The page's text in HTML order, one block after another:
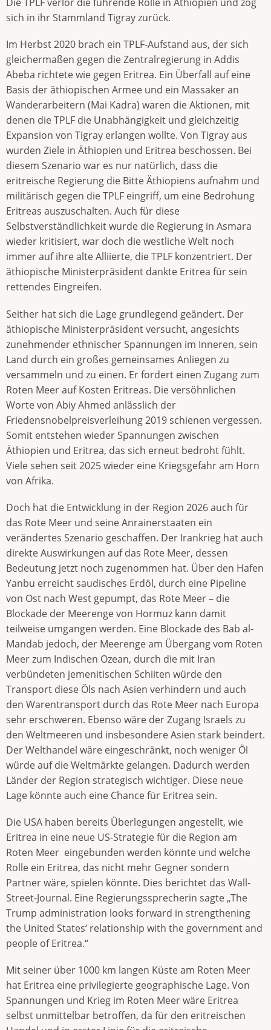
sich in ihr Stammland Tigray zurück.
Im Herbst 2020 brach ein TPLF-Aufstand aus, der sich
gleichermaßen gegen die Zentralregierung in Addis
Abeba richtete wie gegen Eritrea. Ein Überfall auf eine
Basis der äthiopischen Armee und ein Massaker an
Wanderarbeitern (Mai Kadra) waren die Aktionen, mit
denen die TPLF die Unabhängigkeit und gleichzeitig
Expansion von Tigray erlangen wollte. Von Tigray aus
wurden Ziele in Äthiopien und Eritrea beschossen. Bei
diesem Szenario war es nur natürlich, dass die
eritreische Regierung die Bitte Äthiopiens aufnahm und
militärisch gegen die TPLF eingriff, um eine Bedrohung
Eritreas auszuschalten. Auch für diese
Selbstverständlichkeit wurde die Regierung in Asmara
wieder kritisiert, war doch die westliche Welt noch
immer auf ihre alte Alliierte, die TPLF konzentriert. Der
äthiopische Ministerpräsident dankte Eritrea für sein
rettendes Eingreifen.
Seither hat sich die Lage grundlegend geändert. Der
äthiopische Ministerpräsident versucht, angesichts
zunehmender ethnischer Spannungen im Inneren, sein
Land durch ein großes gemeinsames Anliegen zu
versammeln und zu einen. Er fordert einen Zugang zum
Roten Meer auf Kosten Eritreas. Die versöhnlichen
Worte von Abiy Ahmed anlässlich der
Friedensnobelpreisverleihung 2019 schienen vergessen.
Somit entstehen wieder Spannungen zwischen
Äthiopien und Eritrea, das sich erneut bedroht fühlt.
Viele sehen seit 2025 wieder eine Kriegsgefahr am Horn
von Afrika.
Doch hat die Entwicklung in der Region 2026 auch für
das Rote Meer und seine Anrainerstaaten ein
verändertes Szenario geschaffen. Der Irankrieg hat auch
direkte Auswirkungen auf das Rote Meer, dessen
Bedeutung jetzt noch zugenommen hat. Über den Hafen
Yanbu erreicht saudisches Erdöl, durch eine Pipeline
von Ost nach West gepumpt, das Rote Meer – die
Blockade der Meerenge von Hormuz kann damit
teilweise umgangen werden. Eine Blockade des Bab al-
Mandab jedoch, der Meerenge am Übergang vom Roten
Meer zum Indischen Ozean, durch die mit Iran
verbündeten jemenitischen Schiiten würde den
Transport diese Öls nach Asien verhindern und auch
den Warentransport durch das Rote Meer nach Europa
sehr erschweren. Ebenso wäre der Zugang Israels zu
den Weltmeeren und insbesondere Asien stark beindert.
Der Welthandel wäre eingeschränkt, noch weniger Öl
würde auf die Weltmärkte gelangen. Dadurch werden
Länder der Region strategisch wichtiger. Diese neue
Lage könnte auch eine Chance für Eritrea sein.
Die USA haben bereits Überlegungen angestellt, wie
Eritrea in eine neue US-Strategie für die Region am
Roten Meer eingebunden werden könnte und welche
Rolle ein Eritrea, das nicht mehr Gegner sondern
Partner wäre, spielen könnte. Dies berichtet das Wall-
Street-Journal. Eine Regierungssprecherin sagte „The
Trump administration looks forward in strengthening
the United States‘ relationship with the government and
people of Eritrea.“
Mit seiner über 1000 km langen Küste am Roten Meer
hat Eritrea eine privilegierte geographische Lage. Von
Spannungen und Krieg im Roten Meer wäre Eritrea
selbst unmittelbar betroffen, da für den eritreischen